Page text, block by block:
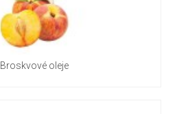
Broskvové oleje